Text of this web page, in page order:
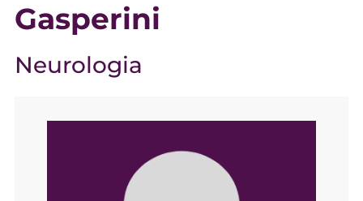
Gasperini
Neurologia